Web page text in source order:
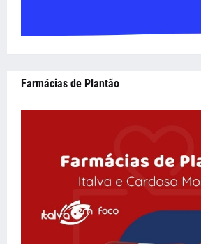
Farmácias de Plantão